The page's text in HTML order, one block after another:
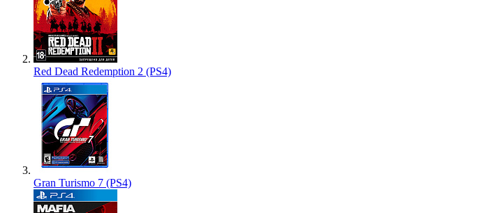
Red Dead Redemption 2 (PS4)
Gran Turismo 7 (PS4)